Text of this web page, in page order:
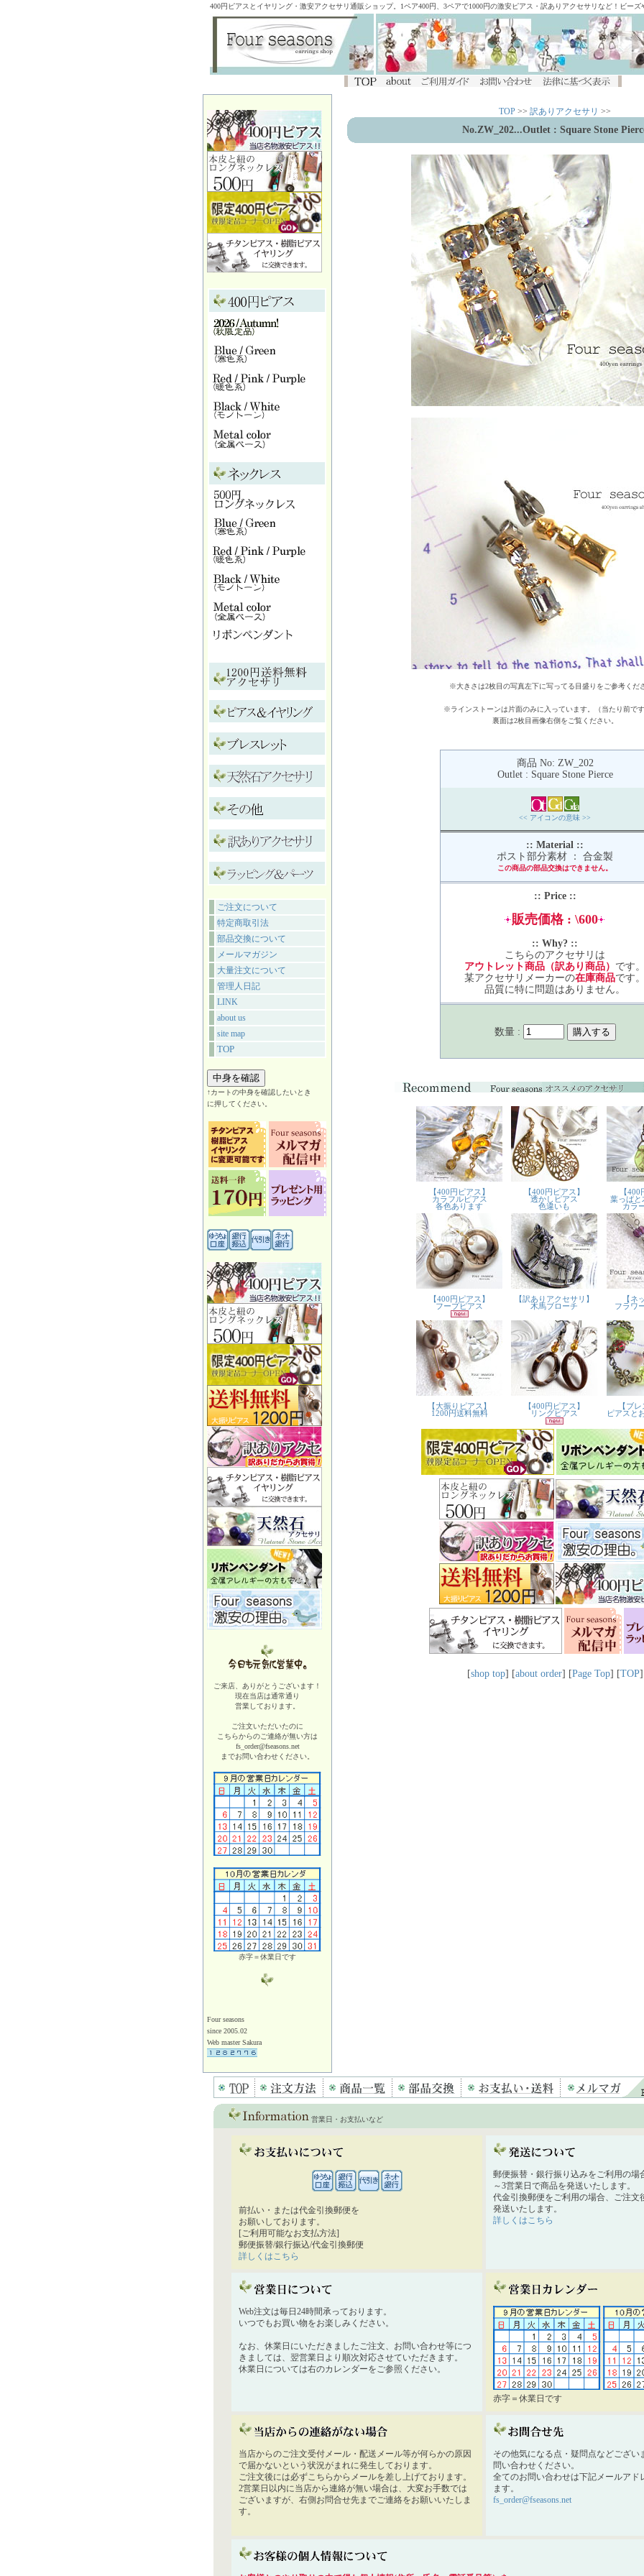
400円ピアスとイヤリング・激安アクセサリ通販ショップ。1ペア400円、3ペアで1000円の激安ピアス・訳ありアクセサリなど！ビー
ご注文について
特定商取引法
部品交換について
メールマガジン
大量注文について
管理人日記
LINK
about us
site map
TOP
↑カートの中身を確認したいとき
に押してください。
ご来店、ありがとうございます！
現在当店は通常通り
営業しております。
ご注文いただいたのに
こちらからのご連絡が無い方は
fs_order@fseasons.net
までお問い合わせください。
赤字＝休業日です
Four seasons
since 2005.02
Web master Sakura
TOP >> 訳ありアクセサリ >>
No.ZW_202...Outlet : Square Stone
※大きさは2枚目の写真左下に写ってる目盛りをご参考くだ
※ラインストーンは片面のみに入っています。（当たり前で
裏面は2枚目画像右側をご覧ください。
商品 No: ZW_202
Outlet : Square Stone Pierce
<< アイコンの意味 >>
:: Material ::
ポスト部分素材 ： 合金製
この商品の部品交換はできません。
:: Price ::
販売価格 : \600
:: Why? ::
こちらのアクセサリは
アウトレット商品（訳あり商品） です
某アクセサリメーカーの在庫商品です
品質に特に問題はありません。
数量 :
[shop top] [about order] [Page Top] [TOP]
営業日・お支払いなど
前払い・または代金引換郵便を
お願いしております。
[ご利用可能なお支払方法]
郵便振替/銀行振込/代金引換郵便
詳しくはこちら
郵便振替・銀行振り込みをご利用の場
～3営業日で商品を発送いたします。
代金引換郵便をご利用の場合、ご注文
発送いたします。
詳しくはこちら
Web注文は毎日24時間承っております。
いつでもお買い物をお楽しみください。
なお、休業日にいただきましたご注文、お問い合わせ等につ
きましては、翌営業日より順次対応させていただきます。
休業日については右のカレンダーをご参照ください。
赤字＝休業日です
当店からのご注文受付メール・配送メール等が何らかの原因
で届かないという状況がまれに発生しております。
ご注文後には必ずこちらからメールを差し上げております。
2営業日以内に当店から連絡が無い場合は、大変お手数では
ございますが、右側お問合せ先までご連絡をお願いいたしま
す。
その他気になる点・疑問点などござい
問い合わせください。
全てのお問い合わせは下記メールアド
ます。
fs_order@fseasons.net